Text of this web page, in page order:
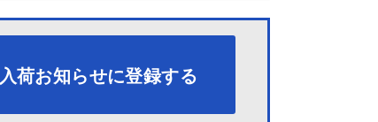
入荷お知らせに登録する